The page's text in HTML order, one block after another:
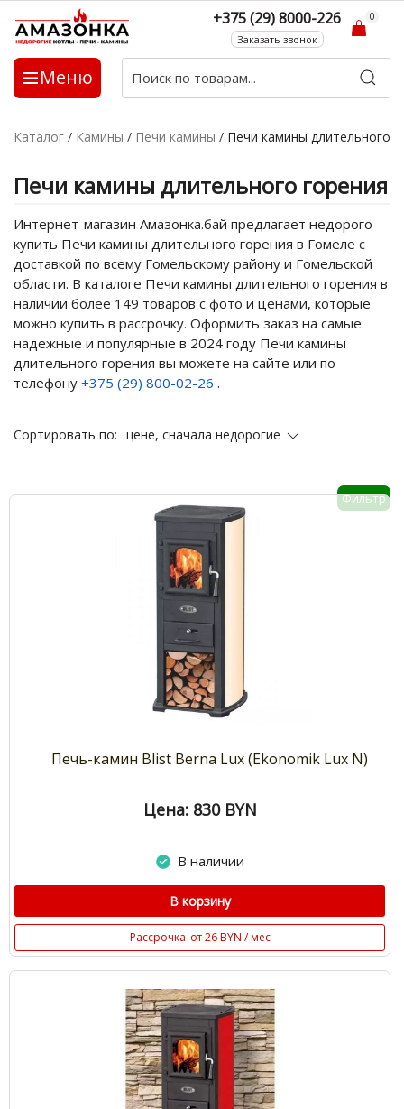
Меню
+375 (29) 8000-226
Заказать звонок
0
Каталог / Камины / Печи камины / Печи камины длительного
Печи камины длительного горения
Интернет-магазин Амазонка.бай предлагает недорого
купить Печи камины длительного горения в Гомеле с
доставкой по всему Гомельскому району и Гомельской
области. В каталоге Печи камины длительного горения в
наличии более 149 товаров с фото и ценами, которые
можно купить в рассрочку. Оформить заказ на самые
надежные и популярные в 2024 году Печи камины
длительного горения вы можете на сайте или по
телефону +375 (29) 800-02-26 .
Сортировать по: цене, сначала недорогие
Фильтр
Печь-камин Blist Berna Lux (Ekonomik Lux N)
Цена: 830 BYN
В наличии
В корзину
Рассрочка от 26 BYN / мес